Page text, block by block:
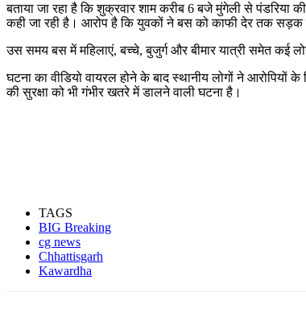
बताया जा रहा है कि शुक्रवार शाम करीब 6 बजे मुंगेली से पंडरिया
कही जा रही है। आरोप है कि युवकों ने बस को काफी देर तक सड़क
उस समय बस में महिलाएं, बच्चे, बुजुर्ग और बीमार यात्री समेत कई
घटना का वीडियो वायरल होने के बाद स्थानीय लोगों ने
की सुरक्षा को भी गंभीर खतरे में डालने वाली घटना है।
TAGS
BIG Breaking
cg news
Chhattisgarh
Kawardha